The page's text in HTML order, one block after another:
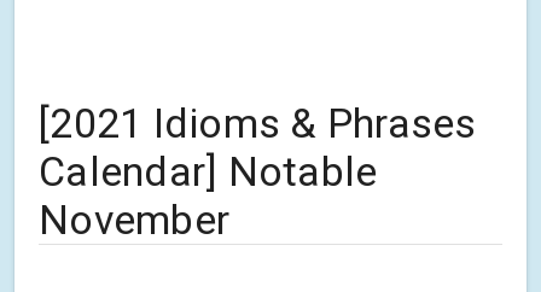
[2021 Idioms & Phrases
Calendar] Notable
November